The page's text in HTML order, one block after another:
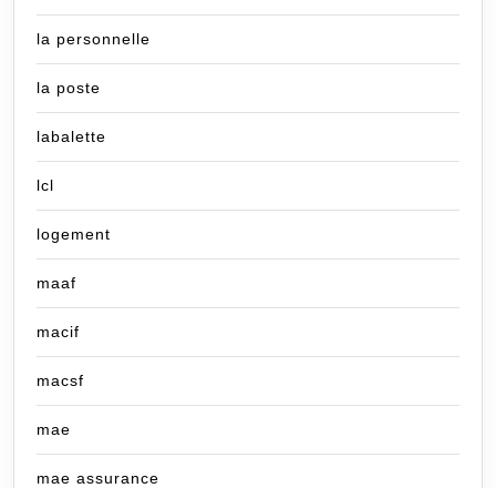
la personnelle
la poste
labalette
lcl
logement
maaf
macif
macsf
mae
mae assurance